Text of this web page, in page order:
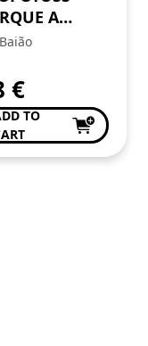
A
NÃO É
€
TO